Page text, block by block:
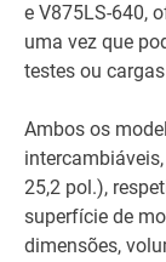
e V875LS-640,
uma vez que
testes ou
Ambos os
25,2 pol.),
superfície de
dimensões,